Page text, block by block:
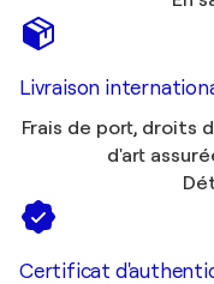
Livraison
Frais de port, droits
d'art
Certificat